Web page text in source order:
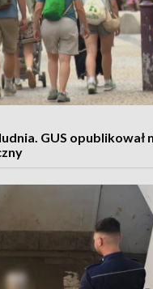
GUS opublikował